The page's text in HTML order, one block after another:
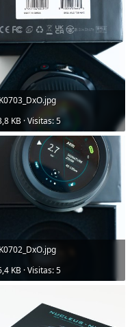
KB · Visitas: 5
KB · Visitas: 5